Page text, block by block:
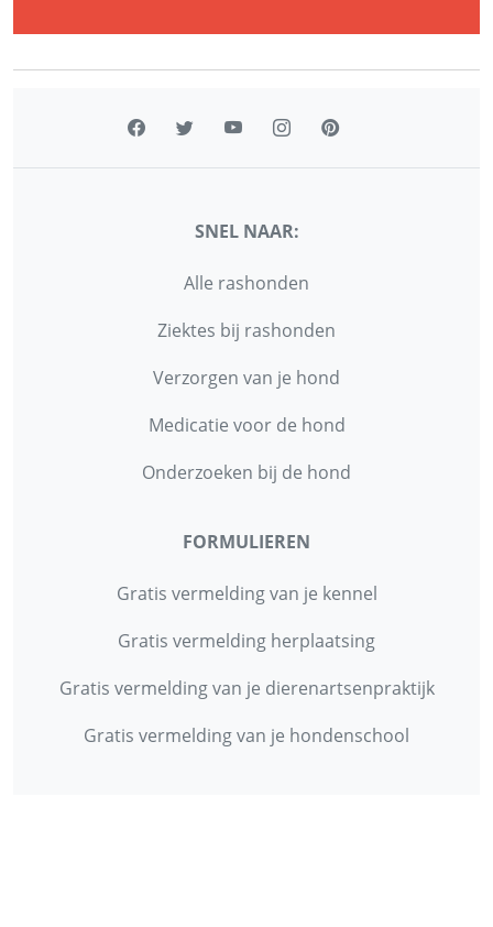
SNEL NAAR:
Alle rashonden
Ziektes bij rashonden
Verzorgen van je hond
Medicatie voor de hond
Onderzoeken bij de hond
FORMULIEREN
Gratis vermelding van je kennel
Gratis vermelding herplaatsing
Gratis vermelding van je dierenartsenpraktijk
Gratis vermelding van je hondenschool